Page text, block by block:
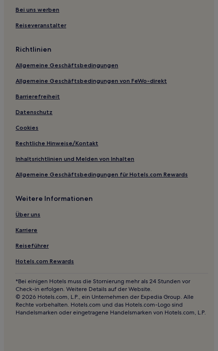
Bei uns werben
Reiseveranstalter
Richtlinien
Allgemeine Geschäftsbedingungen
Allgemeine Geschäftsbedingungen von FeWo-direkt
Barrierefreiheit
Datenschutz
Cookies
Rechtliche Hinweise/Kontakt
Inhaltsrichtlinien und Melden von Inhalten
Allgemeine Geschäftsbedingungen für Hotels.com Rewards
Weitere Informationen
Über uns
Karriere
Reiseführer
Hotels.com Rewards
*Bei einigen Hotels muss die Stornierung mehr als 24 Stunden vor
Check-in erfolgen. Weitere Details auf der Website.
© 2026 Hotels.com, L.P., ein Unternehmen der Expedia Group. Alle
Rechte vorbehalten. Hotels.com und das Hotels.com-Logo sind
Handelsmarken oder eingetragene Handelsmarken von Hotels.com, L.P.